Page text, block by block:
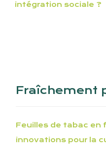
intégration sociale ?
Fraîchement
Feuilles de tabac en
innovations pour la